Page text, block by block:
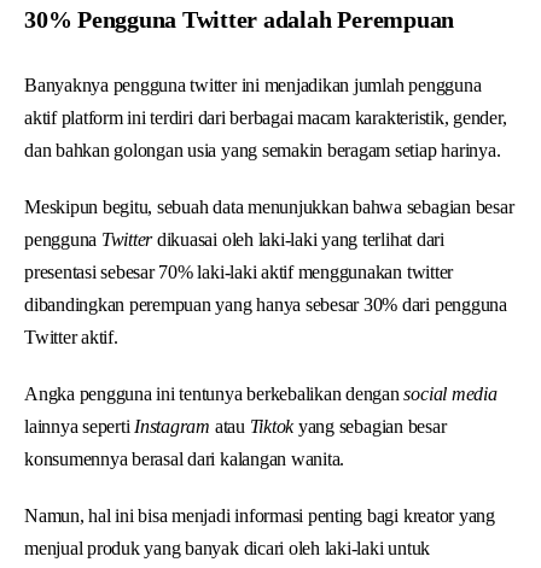
30% Pengguna Twitter adalah Perempuan
Banyaknya pengguna twitter ini menjadikan jumlah pengguna
aktif platform ini terdiri dari berbagai macam karakteristik, gender,
dan bahkan golongan usia yang semakin beragam setiap harinya.
Meskipun begitu, sebuah data menunjukkan bahwa sebagian besar
pengguna Twitterdikuasai oleh laki-laki yang terlihat dari
presentasi sebesar 70% laki-laki aktif menggunakan twitter
dibandingkan perempuan yang hanya sebesar 30% dari pengguna
Twitter aktif.
Angka pengguna ini tentunya berkebalikan dengansocial media
lainnya seperti Instagram atau Tiktokyang sebagian besar
konsumennya berasal dari kalangan wanita.
Namun, hal ini bisa menjadi informasi penting bagi kreator yang
menjual produk yang banyak dicari oleh laki-laki untuk